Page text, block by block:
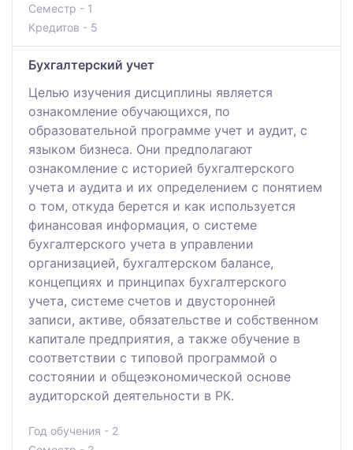
Семестр - 1
Кредитов - 5
Бухгалтерский учет
Целью изучения дисциплины является
ознакомление обучающихся, по
образовательной программе учет и аудит, с
языком бизнеса. Они предполагают
ознакомление с историей бухгалтерского
учета и аудита и их определением с понятием
о том, откуда берется и как используется
финансовая информация, о системе
бухгалтерского учета в управлении
организацией, бухгалтерском балансе,
концепциях и принципах бухгалтерского
учета, системе счетов и двусторонней
записи, активе, обязательстве и собственном
капитале предприятия, а также обучение в
соответствии с типовой программой о
состоянии и общеэкономической основе
аудиторской деятельности в РК.
Год обучения - 2